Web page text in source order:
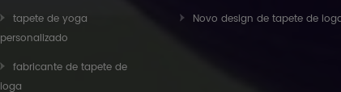
tapete de yoga
personalizado
fabricante de tapete de
ioga
Novo design de tapete de ioga de camurça personalizado da